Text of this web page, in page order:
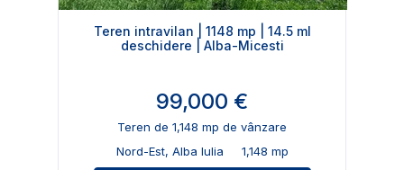
Teren intravilan | 1148 mp | 14.5 ml
deschidere | Alba-Micesti
99,000 €
Teren de 1,148 mp de vânzare
Nord-Est, Alba Iulia
1,148 mp